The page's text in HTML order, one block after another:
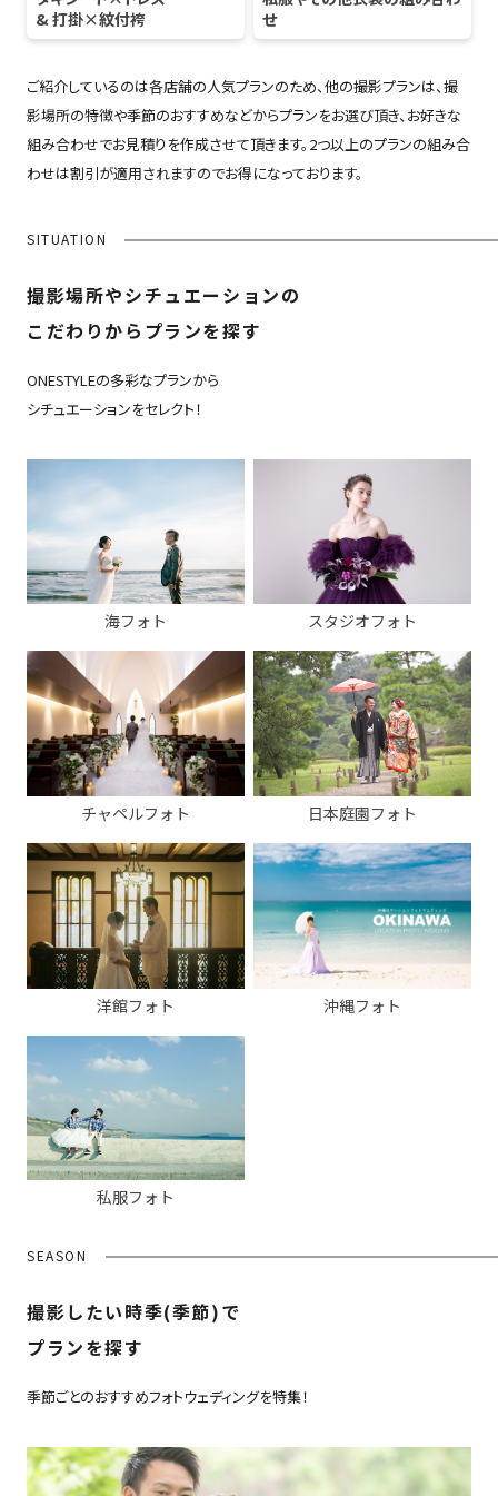
& 打掛×紋付袴
せ
ご紹介しているのは各店舗の人気プランのため、他の撮影プランは、撮
影場所の特徴や季節のおすすめなどからプランをお選び頂き、お好きな
組み合わせでお見積りを作成させて頂きます。2つ以上のプランの組み合
わせは割引が適用されますのでお得になっております。
SITUATION
撮影場所やシチュエーションの
こだわりからプランを探す
ONESTYLEの多彩なプランから
シチュエーションをセレクト！
海フォト スタジオフォト
チャペルフォト 日本庭園フォト
洋館フォト 沖縄フォト
私服フォト
SEASON
撮影したい時季(季節)で
プランを探す
季節ごとのおすすめフォトウェディングを特集！